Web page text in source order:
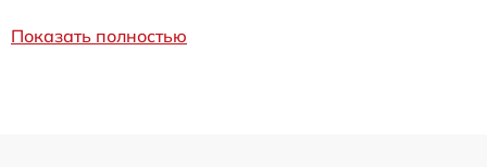
Показать полностью